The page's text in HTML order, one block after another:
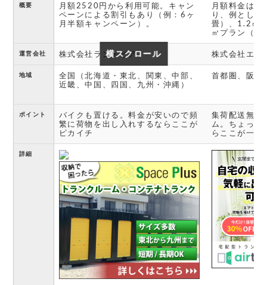
概要
月額2520円から利用可能。キャン
ペーンによる割引もあり（例：6ヶ
月半額キャンペーン）。
月額料金は
り、例とし
畳）、1.2㎥
㎥プラン（1
運営会社 株式会社ランドピア 株式会社エア
地域
全国（北海道・東北、関東、中部、
近畿、中国、四国、九州・沖縄）
首都圏、阪神
ポイント
バイクも置ける。料金が安いので頻
繁に荷物を出し入れするならここが
ピカイチ
集荷配送無料
ム。ちょっと
らここが一番
詳細
横スクロール
横スクロール